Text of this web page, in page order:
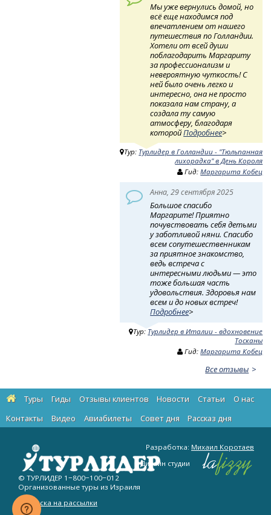
Мы уже вернулись домой, но
всё еще находимся под
впечатлением от нашего
путешествия по Голландии.
Хотели от всей души
поблагодарить Маргариту
за профессионализм и
невероятную чуткость! ​ С
ней было очень легко и
интересно, она не просто
показала нам страну, а
создала ту самую
атмосферу, благодаря
которойПодробнее>
Тур: Турлидер в Голландии - "Тюльпанная
лихорадка" в День Короля
Гид:Маргарита Кобец
Анна, 29 сентября 2025
Большое спасибо
Маргарите! Приятно
почувствовать себя детьми
у заботливой няни. Спасибо
всем сопутешественникам
за приятное знакомство,
ведь встреча с
интересными людьми — это
тоже большая часть
удовольствия. Здоровья нам
всем и до новых встреч!
Подробнее>
Тур: Турлидер в Италии - вдохновение
Тосканы
Гид:Маргарита Кобец
Все отзывы
Туры Гиды Отзывы клиентов Новости Статьи
О нас
Контакты
Видео Авиабилеты Cовет дня Рассказ дня
© ТУРЛИДЕР 1−800−100−012
Организованные туры из Израиля
Подписка на рассылки
Разработка: Михаил Коротаев
Дизайн студии